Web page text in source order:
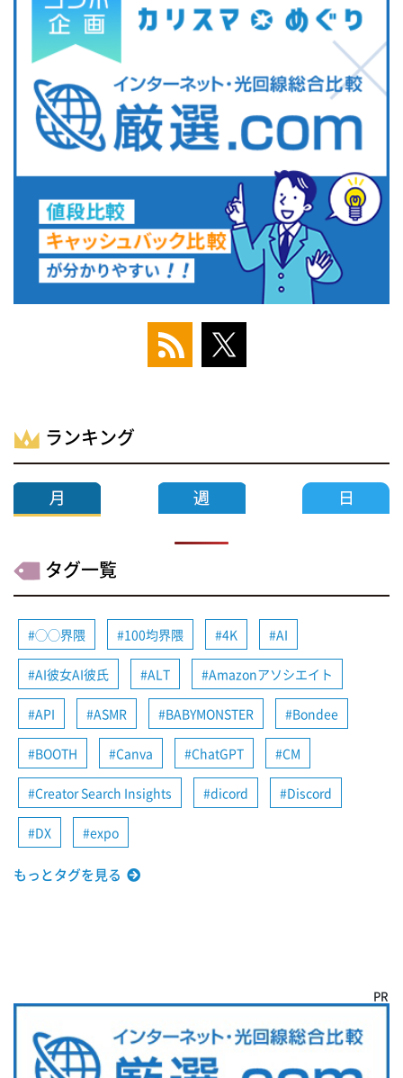
ランキング
タグ一覧
◯◯界隈 100均界隈 4K AI
AI彼女AI彼氏 ALT Amazonアソシエイト
API ASMR BABYMONSTER Bondee
BOOTH Canva ChatGPT CM
Creator Search Insights dicord Discord
DX expo
もっとタグを見る
PR